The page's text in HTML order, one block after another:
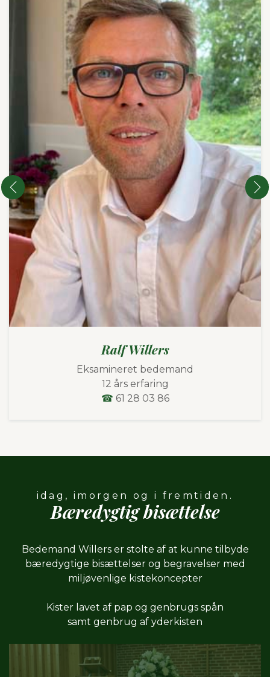
Jeanette Willers
Eksamineret bedemand
12 års erfaring
☎ 61 28 03 85
idag, imorgen og i fremtiden.
Bæredygtigbisættelse
Bedemand Willers er stolte af at kunne tilbyde
bæredygtige bisættelser og begravelser med
miljøvenlige kistekoncepter
Kister lavet af pap og genbrugs spån
samt genbrug af yderkisten